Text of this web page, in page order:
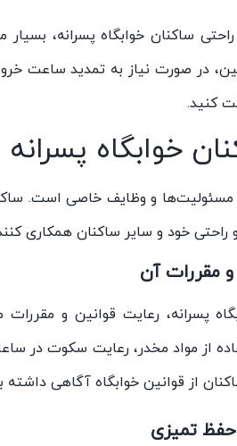
ساکنان خوابگاه پسرانه،
در صورت نیاز به تمدید ساعت
کنید.
خوابگاه پسرانه
مسئولیت‌ها و وظایف خاصی است.
راحتی خود و سایر ساکنان همکاری
و مقررات آن
پسرانه، رعایت قوانین و
از مواد مخدر، رعایت سکوت در
از قوانین خوابگاه آگاهی داشته
تمیزی